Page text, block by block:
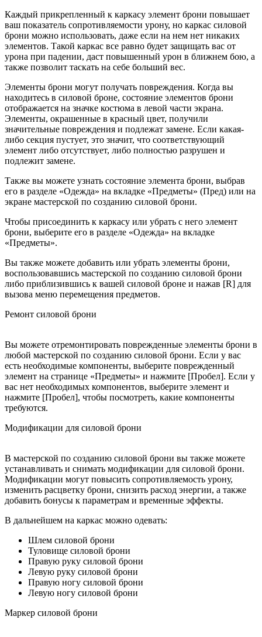
Каждый прикрепленный к каркасу элемент брони повышает
ваш показатель сопротивляемости урону, но каркас силовой
брони можно использовать, даже если на нем нет никаких
элементов. Такой каркас все равно будет защищать вас от
урона при падении, даст повышенный урон в ближнем бою, а
также позволит таскать на себе больший вес.
Элементы брони могут получать повреждения. Когда вы
находитесь в силовой броне, состояние элементов брони
отображается на значке костюма в левой части экрана.
Элементы, окрашенные в красный цвет, получили
значительные повреждения и подлежат замене. Если какая-
либо секция пустует, это значит, что соответствующий
элемент либо отсутствует, либо полностью разрушен и
подлежит замене.
Также вы можете узнать состояние элемента брони, выбрав
его в разделе «Одежда» на вкладке «Предметы» (Пред) или на
экране мастерской по созданию силовой брони.
Чтобы присоединить к каркасу или убрать с него элемент
брони, выберите его в разделе «Одежда» на вкладке
«Предметы».
Вы также можете добавить или убрать элементы брони,
воспользовавшись мастерской по созданию силовой брони
либо приблизившись к вашей силовой броне и нажав [R] для
вызова меню перемещения предметов.
Ремонт силовой брони
Вы можете отремонтировать поврежденные элементы брони в
любой мастерской по созданию силовой брони. Если у вас
есть необходимые компоненты, выберите поврежденный
элемент на странице «Предметы» и нажмите [Пробел]. Если у
вас нет необходимых компонентов, выберите элемент и
нажмите [Пробел], чтобы посмотреть, какие компоненты
требуются.
Модификации для силовой брони
В мастерской по созданию силовой брони вы также можете
устанавливать и снимать модификации для силовой брони.
Модификации могут повысить сопротивляемость урону,
изменить расцветку брони, снизить расход энергии, а также
добавить бонусы к параметрам и временные эффекты.
В дальнейшем на каркас можно одевать:
Шлем силовой брони
Туловище силовой брони
Правую руку силовой брони
Левую руку силовой брони
Правую ногу силовой брони
Левую ногу силовой брони
Маркер силовой брони